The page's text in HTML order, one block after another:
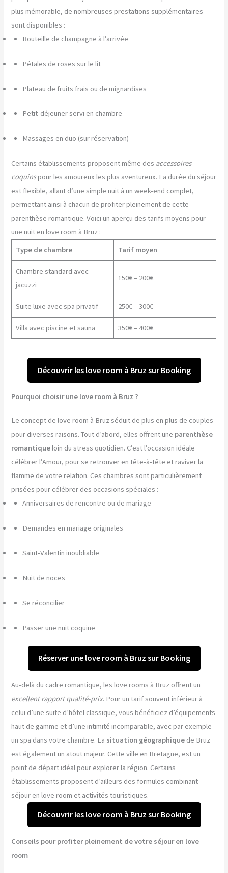
plus mémorable, de nombreuses prestations supplémentaires
sont disponibles :
Bouteille de champagne à l’arrivée
Pétales de roses sur le lit
Plateau de fruits frais ou de mignardises
Petit-déjeuner servi en chambre
Massages en duo (sur réservation)
Certains établissements proposent même des accessoires
coquinspour les amoureux les plus aventureux. La durée du séjour
est flexible, allant d’une simple nuit à un week-end complet,
permettant ainsi à chacun de profiter pleinement de cette
parenthèse romantique. Voici un aperçu des tarifs moyens pour
une nuit en love room à Bruz :
Type de chambre
Tarif moyen
Chambre standard avec
jacuzzi
150€ – 200€
Suite luxe avec spa privatif 250€ – 300€
Villa avec piscine et sauna 350€ – 400€
Découvrir les love room à Bruz sur Booking
Pourquoi choisir une love room à Bruz ?
Le concept de love room à Bruz séduit de plus en plus de couples
pour diverses raisons. Tout d’abord, elles offrent une parenthèse
romantiqueloin du stress quotidien. C’est l’occasion idéale
célébrer l’Amour, pour se retrouver en tête-à-tête et raviver la
flamme de votre relation. Ces chambres sont particulièrement
prisées pour célébrer des occasions spéciales :
Anniversaires de rencontre ou de mariage
Demandes en mariage originales
Saint-Valentin inoubliable
Nuit de noces
Se réconcilier
Passer une nuit coquine
Réserver une love room à Bruz sur Booking
Au-delà du cadre romantique, les love rooms à Bruz offrent un
excellent rapport qualité-prix. Pour un tarif souvent inférieur à
celui d’une suite d’hôtel classique, vous bénéficiez d’équipements
haut de gamme et d’une intimité incomparable, avec par exemple
un spa dans votre chambre. La situation géographique de Bruz
est également un atout majeur. Cette ville en Bretagne, est un
point de départ idéal pour explorer la région. Certains
établissements proposent d’ailleurs des formules combinant
séjour en love room et activités touristiques.
Découvrir les love room à Bruz sur Booking
Conseils pour profiter pleinement de votre séjour en love
room